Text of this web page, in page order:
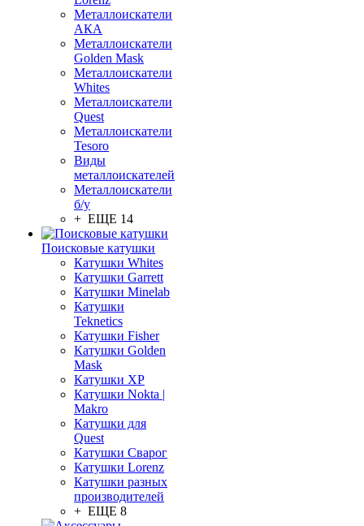
Металлоискатели
АКА
Металлоискатели
Golden Mask
Металлоискатели
Whites
Металлоискатели
Quest
Металлоискатели
Tesoro
Виды
металлоискателей
Металлоискатели
б/у
+ ЕЩЕ 14
Поисковые катушки
Катушки Whites
Катушки Garrett
Катушки Minelab
Катушки
Teknetics
Катушки Fisher
Катушки Golden
Mask
Катушки XP
Катушки Nokta |
Makro
Катушки для
Quest
Катушки Сварог
Катушки Lorenz
Катушки разных
производителей
+ ЕЩЕ 8